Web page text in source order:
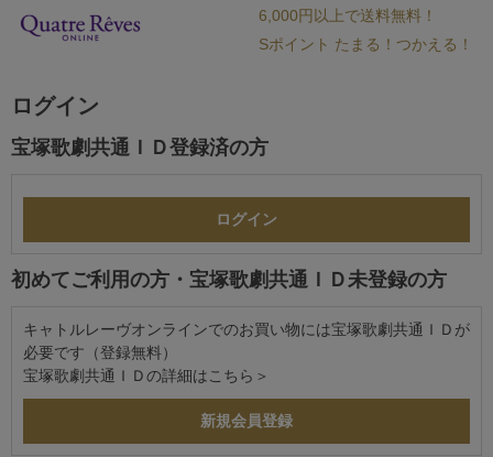
6,000円以上で送料無料！
Sポイント たまる！つかえる！
ログイン
宝塚歌劇共通ＩＤ登録済の方
初めてご利用の方・宝塚歌劇共通ＩＤ未登録の方
キャトルレーヴオンラインでのお買い物には宝塚歌劇共通ＩＤが
必要です（登録無料）
宝塚歌劇共通ＩＤの詳細は こちら＞